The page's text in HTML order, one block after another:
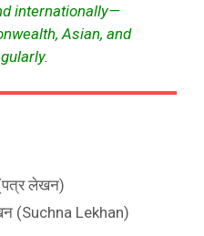
internationally—
Asian, and
लेखन)
(Suchna Lekhan)